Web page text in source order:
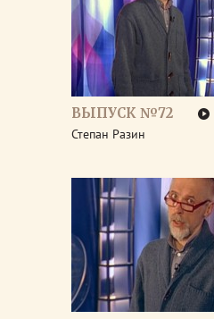
ВЫПУСК №72
Степан Разин